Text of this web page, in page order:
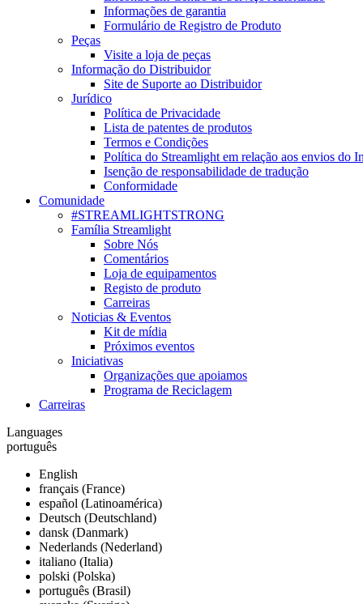
Informações de garantia
Formulário de Registro de Produto
Peças
Visite a loja de peças
Informação do Distribuidor
Site de Suporte ao Distribuidor
Jurídico
Política de Privacidade
Lista de patentes de produtos
Termos e Condições
Política do Streamlight em relação aos envios do
Isenção de responsabilidade de tradução
Conformidade
Comunidade
#STREAMLIGHTSTRONG
Família Streamlight
Sobre Nós
Comentários
Loja de equipamentos
Registo de produto
Carreiras
Noticias & Eventos
Kit de mídia
Próximos eventos
Iniciativas
Organizações que apoiamos
Programa de Reciclagem
Carreiras
Languages
português
English
français (France)
español (Latinoamérica)
Deutsch (Deutschland)
dansk (Danmark)
Nederlands (Nederland)
italiano (Italia)
polski (Polska)
português (Brasil)